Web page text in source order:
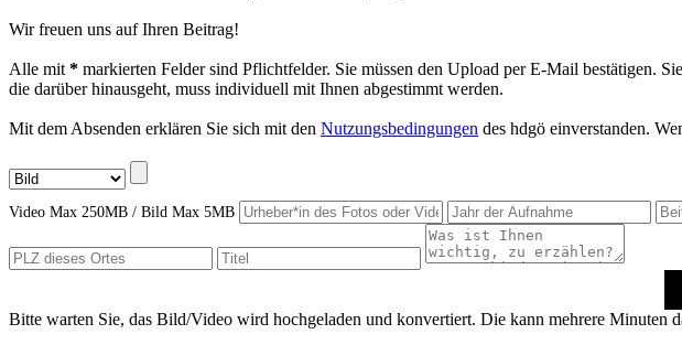
Wir freuen uns auf Ihren Beitrag!
Alle mit * markierten Felder sind Pflichtfelder. Sie müssen den Upload per E-Mail bestätigen.
die darüber hinausgeht, muss individuell mit Ihnen abgestimmt werden.
Mit dem Absenden erklären Sie sich mit den Nutzungsbedingungen des hdgö einverstanden.
Video Max 250MB / Bild Max 5MB
Bitte warten Sie, das Bild/Video wird hochgeladen und konvertiert. Die kann mehrere Minuten